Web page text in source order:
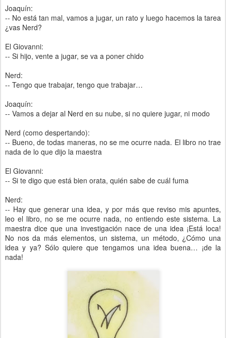
Joaquín:
-- No está tan mal, vamos a jugar, un rato y luego hacemos la tarea
¿vas Nerd?
El Giovanni:
-- Si hijo, vente a jugar, se va a poner chido
Nerd:
-- Tengo que trabajar, tengo que trabajar…
Joaquín:
-- Vamos a dejar al Nerd en su nube, si no quiere jugar, ni modo
Nerd (como despertando):
-- Bueno, de todas maneras, no se me ocurre nada. El libro no trae
nada de lo que dijo la maestra
El Giovanni:
-- Si te digo que está bien orata, quién sabe de cuál fuma
Nerd:
-- Hay que generar una idea, y por más que reviso mis apuntes,
leo el libro, no se me ocurre nada, no entiendo este sistema. La
maestra dice que una investigación nace de una idea ¡Está loca!
No nos da más elementos, un sistema, un método, ¿Cómo una
idea y ya? Sólo quiere que tengamos una idea buena… ¡de la
nada!